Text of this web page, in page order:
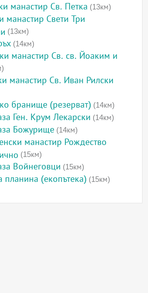
манастир Св. Петка (13км)
манастир Свети Три
(13км)
(14км)
манастир Св. св. Йоаким и
манастир Св. Иван Рилски
бранище (резерват) (14км)
Ген. Крум Лекарски (14км)
Божурище (14км)
манастир Рождество
(15км)
Войнеговци (15км)
планина (екопътека) (15км)